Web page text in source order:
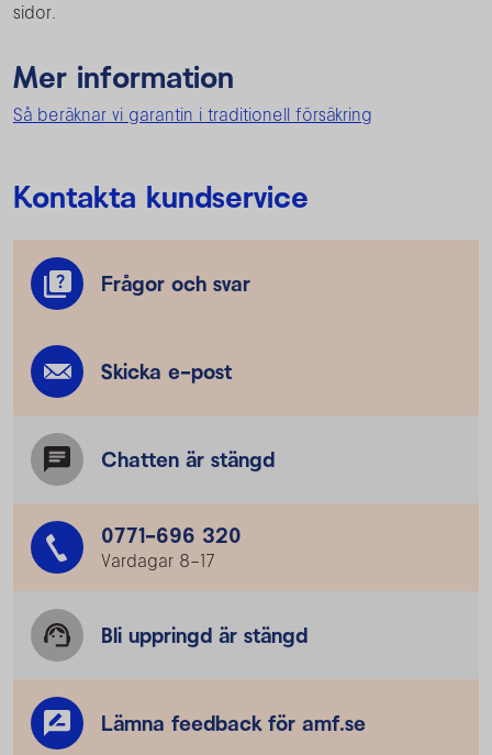
sidor.
Mer information
Så beräknar vi garantin i traditionell försäkring
Kontakta kundservice
Frågor och svar
Skicka e-post
Chatten är stängd
0771-696 320
Vardagar 8–17
Bli uppringd är stängd
Lämna feedback för amf.se